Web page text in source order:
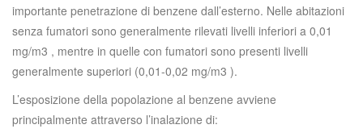
importante penetrazione di benzene dall’esterno. Nelle abitazioni
senza fumatori sono generalmente rilevati livelli inferiori a 0,01
mg/m3 , mentre in quelle con fumatori sono presenti livelli
generalmente superiori (0,01-0,02 mg/m3 ).
L’esposizione della popolazione al benzene avviene
principalmente attraverso l’inalazione di: